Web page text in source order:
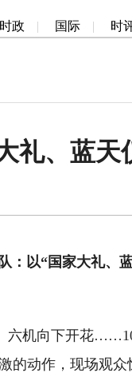
时政 | 国际 | 时
礼、蓝天
：以“国家大礼、
机向下开花……10
动作，现场观众